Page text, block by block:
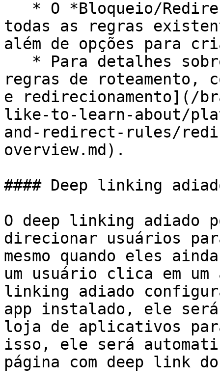
todas as regras
além de opções para
regras de roteamento,
e redirecionamento](/
like-to-learn-about/
and-redirect-rules/
overview.md).
#### Deep linking
O deep linking adiado
direcionar usuários
mesmo quando eles
um usuário clica em
linking adiado
app instalado, ele
loja de aplicativos
isso, ele será
página com deep link